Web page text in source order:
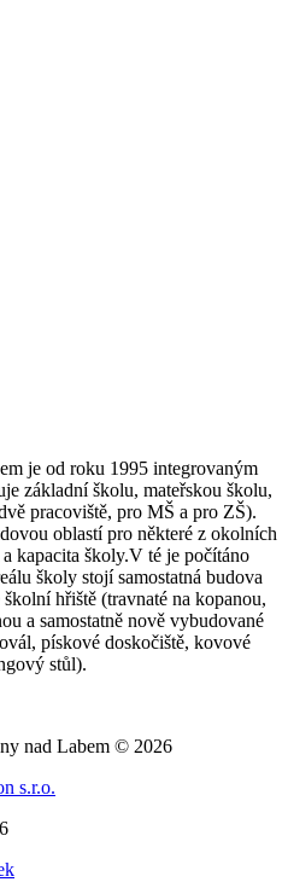
je od roku 1995 integrovaným
základní školu, mateřskou školu,
pracoviště, pro MŠ a pro ZŠ).
oblastí pro některé z okolních
kapacita školy.V té je počítáno
školy stojí samostatná budova
hřiště (travnaté na kopanou,
a samostatně nově vybudované
pískové doskočiště, kovové
stůl).
nad Labem © 2026
s.r.o.